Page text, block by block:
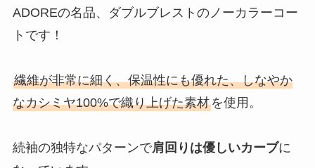
ADOREの名品、ダブルブレストのノーカラーコー
トです！
繊維が非常に細く、保温性にも優れた、しなやか
なカシミヤ100%で織り上げた素材を使用。
続袖の独特なパターンで肩回りは優しいカーブに